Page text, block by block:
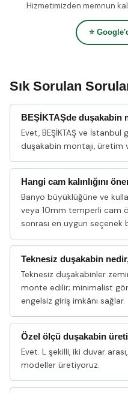
Hizmetimizden memnun
⭐
Sık Sorulan
BEŞİKTAŞde duşakabin
Evet, BEŞİKTAŞ ve
duşakabin montajı, üretim
Hangi cam kalınlığını
Banyo büyüklüğüne ve
veya 10mm temperli cam
sonrası en uygun seçenek
Teknesiz duşakabin
Teknesiz duşakabinler
monte edilir; minimalist
engelsiz giriş imkânı sağlar.
Özel ölçü duşakabin
Evet. L şekilli, iki duvar
modeller üretiyoruz.